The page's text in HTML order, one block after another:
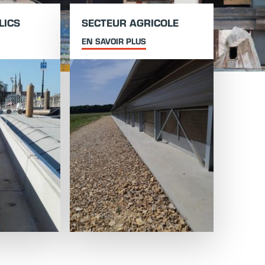
SECTEUR AGRICOLE
EN SAVOIR PLUS